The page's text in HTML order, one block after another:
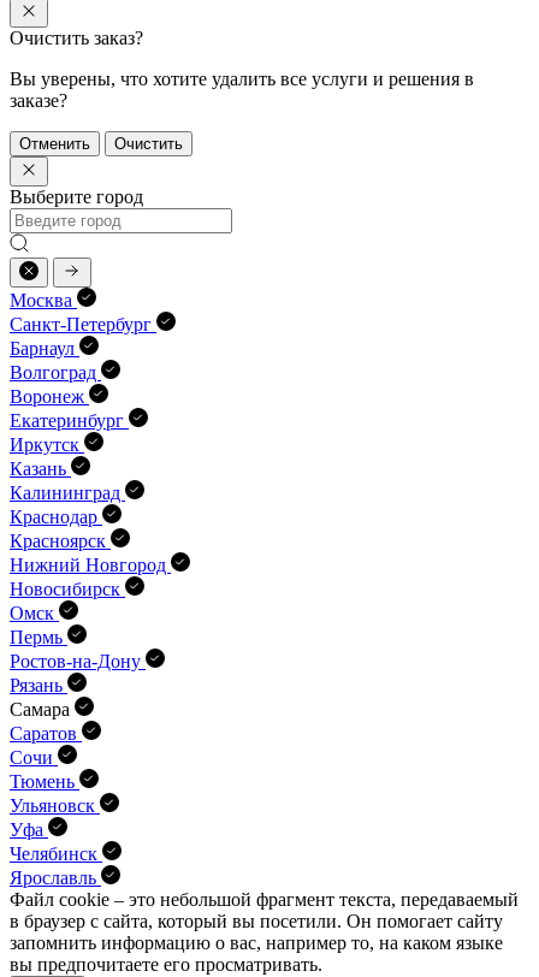
Очистить заказ?
Вы уверены, что хотите удалить все услуги и решения в
заказе?
Отменить Очистить
Выберите город
Москва
Санкт-Петербург
Барнаул
Волгоград
Воронеж
Екатеринбург
Иркутск
Казань
Калининград
Краснодар
Красноярск
Нижний Новгород
Новосибирск
Омск
Пермь
Ростов-на-Дону
Рязань
Самара
Саратов
Сочи
Тюмень
Ульяновск
Уфа
Челябинск
Ярославль
Файл cookie – это небольшой фрагмент текста, передава­емый
в браузер с сайта, который вы посетили. Он помо­гает сайту
запомнить информацию о вас, например то, на каком языке
вы предпочитаете его просматривать.